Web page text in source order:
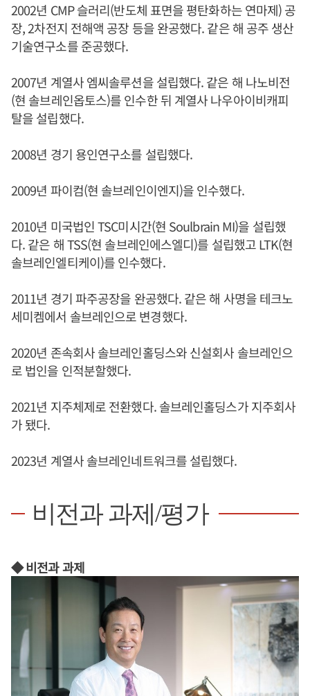
2002년 CMP 슬러리(반도체 표면을 평탄화하는 연마제) 공
장, 2차전지 전해액 공장 등을 완공했다. 같은 해 공주 생산
기술연구소를 준공했다.
2007년 계열사 엠씨솔루션을 설립했다. 같은 해 나노비전
(현 솔브레인옵토스)를 인수한 뒤 계열사 나우아이비캐피
탈을 설립했다.
2008년 경기 용인연구소를 설립했다.
2009년 파이컴(현 솔브레인이엔지)을 인수했다.
2010년 미국법인 TSC미시간(현 Soulbrain MI)을 설립했
다. 같은 해 TSS(현 솔브레인에스엘디)를 설립했고 LTK(현
솔브레인엘티케이)를 인수했다.
2011년 경기 파주공장을 완공했다. 같은 해 사명을 테크노
세미켐에서 솔브레인으로 변경했다.
2020년 존속회사 솔브레인홀딩스와 신설회사 솔브레인으
로 법인을 인적분할했다.
2021년 지주체제로 전환했다. 솔브레인홀딩스가 지주회사
가 됐다.
2023년 계열사 솔브레인네트워크를 설립했다.
비전과 과제/평가
◆ 비전과 과제